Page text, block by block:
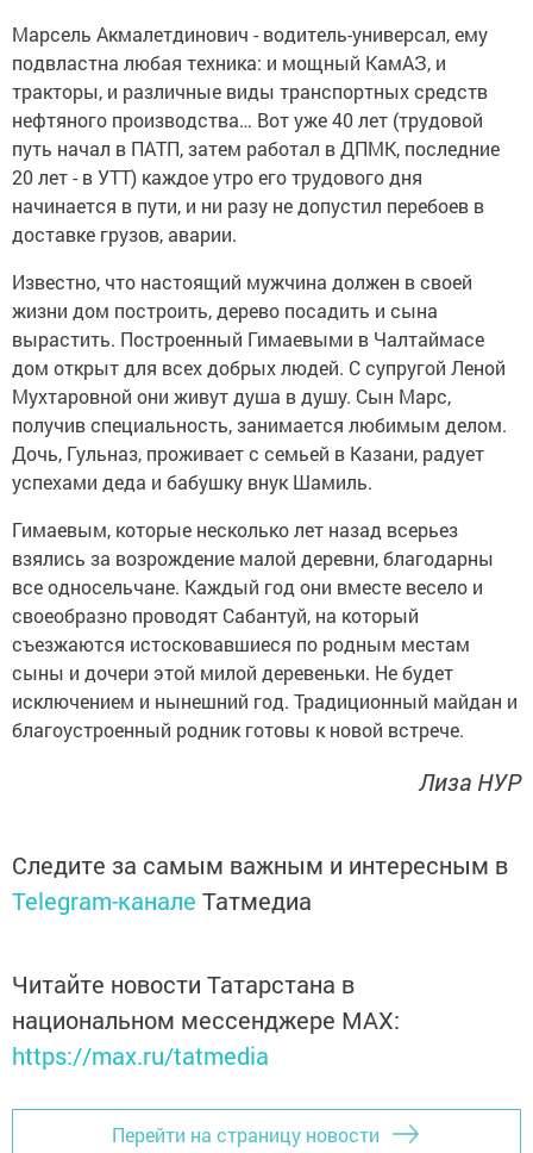
Марсель Акмалетдинович - водитель-универсал, ему
подвластна любая техника: и мощный КамАЗ, и
тракторы, и различные виды транспортных средств
нефтяного производства… Вот уже 40 лет (трудовой
путь начал в ПАТП, затем работал в ДПМК, последние
20 лет - в УТТ) каждое утро его трудового дня
начинается в пути, и ни разу не допустил перебоев в
доставке грузов, аварии.
Известно, что настоящий мужчина должен в своей
жизни дом построить, дерево посадить и сына
вырастить. Построенный Гимаевыми в Чалтаймасе
дом открыт для всех добрых людей. С супругой Леной
Мухтаровной они живут душа в душу. Сын Марс,
получив специальность, занимается любимым делом.
Дочь, Гульназ, проживает с семьей в Казани, радует
успехами деда и бабушку внук Шамиль.
Гимаевым, которые несколько лет назад всерьез
взялись за возрождение малой деревни, благодарны
все односельчане. Каждый год они вместе весело и
своеобразно проводят Сабантуй, на который
съезжаются истосковавшиеся по родным местам
сыны и дочери этой милой деревеньки. Не будет
исключением и нынешний год. Традиционный майдан и
благоустроенный родник готовы к новой встрече.
Лиза НУР
Следите за самым важным и интересным в
Telegram-канале Татмедиа
Читайте новости Татарстана в
национальном мессенджере MАХ:
https://max.ru/tatmedia
Перейти на страницу новости